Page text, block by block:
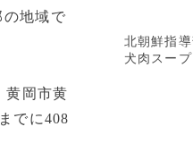
地域で
黄岡市黄
でに408
北朝鮮指
犬肉スー